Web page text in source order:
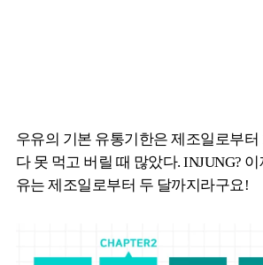
우유의 기본 유통기한은 제조일로부터
다 못 먹고 버릴 때 많았다. INJUNG?
유는 제조일로부터 두 달까지라구요!